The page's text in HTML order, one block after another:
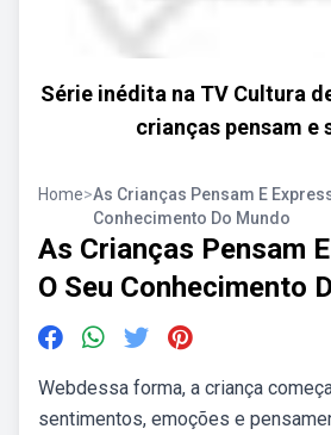
Série inédita na TV Cultura
crianças pensam e
Home>As Crianças Pensam E
Conhecimento Do Mundo
As Crianças Pensam
O Seu Conhecimento
Webdessa forma, a criança
sentimentos, emoções e